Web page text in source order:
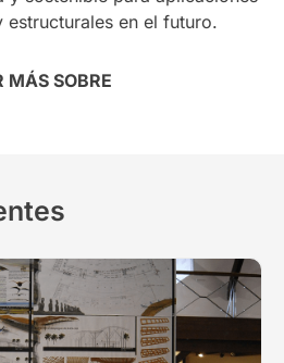
estructurales en el futuro.
MÁS SOBRE